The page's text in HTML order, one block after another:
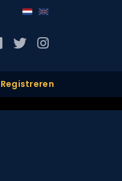
Registreren